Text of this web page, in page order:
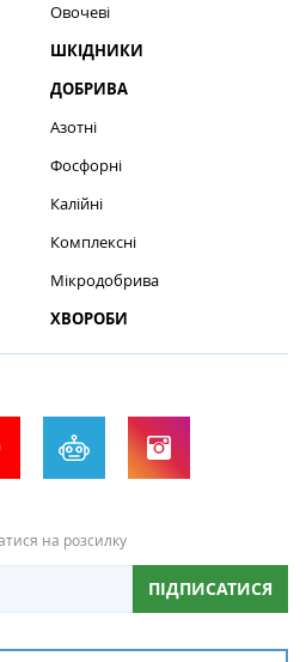
Овочеві
ШКІДНИКИ
ДОБРИВА
Азотні
Фосфорні
Калійні
Комплексні
Мікродобрива
ХВОРОБИ
на розсилку
ПІДПИСАТИСЯ